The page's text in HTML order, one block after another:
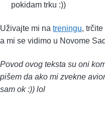
pokidam trku :))
Uživajte mi na treningu,
a mi se vidimo u Novome
Povod ovog teksta su oni
pišem da ako mi zvekne
sam ok :)) lol